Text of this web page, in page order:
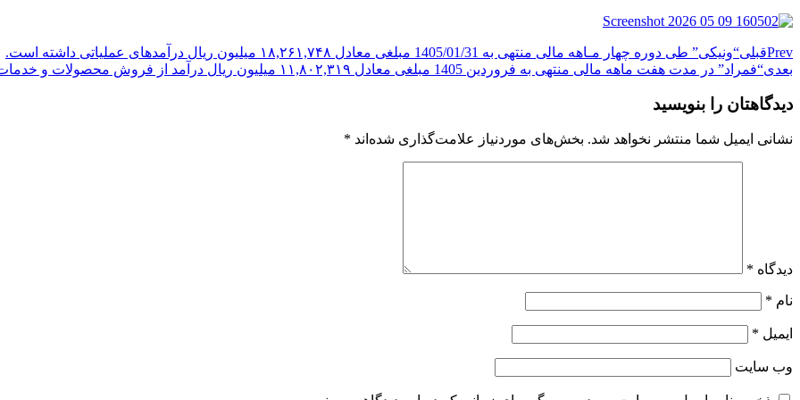
Prevقبلی“ونیکی” طی دوره چهار مـاهه مالی منتهی به 1405/01/31 مبلغی معادل ۱۸,۲۶۱,۷۴۸ میلیون ریال درآمدهای عملیاتی داشته است.
بعدی“فمراد” در مدت هفت ماهه مالی منتهی به فروردین 1405 مبلغی معادل ۱۱,۸۰۲,۳۱۹ میلیون ریال درآمد از فروش محصولات و خدمات خود به دست آورد.
دیدگاهتان را بنویسید
نشانی ایمیل شما منتشر نخواهد شد. بخش‌های موردنیاز علامت‌گذاری شده‌اند *
دیدگاه *
نام *
ایمیل *
وب‌ سایت